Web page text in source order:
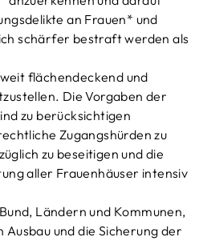
an Frauen* und
schärfer bestraft werden als
flächendeckend und
Die Vorgaben der
zu berücksichtigen
Zugangshürden zu
zu beseitigen und die
aller Frauenhäuser intensiv
Ländern und Kommunen,
Ausbau und die Sicherung der